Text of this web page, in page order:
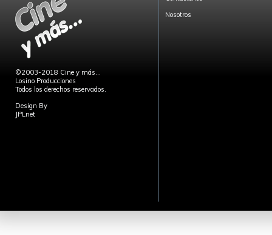
©2003-2018 Cine y más...
Losino Producciones
Todos los derechos reservados.
Design By
JPLnet
Nosotros